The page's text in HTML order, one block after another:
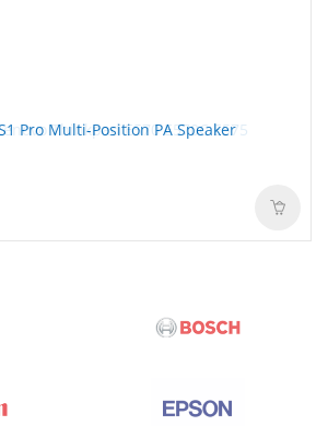
Pro Multi-Position PA Speaker